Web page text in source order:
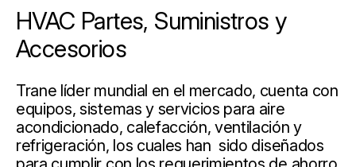
HVAC Partes, Suministros y
Accesorios
Trane líder mundial en el mercado, cuenta con
equipos, sistemas y servicios para aire
acondicionado, calefacción, ventilación y
refrigeración, los cuales han sido diseñados